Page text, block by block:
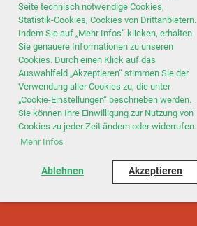
Seite technisch notwendige Cookies,
Statistik-Cookies, Cookies von Drittanbietern.
Indem Sie auf „Mehr Infos“ klicken, erhalten
Sie genauere Informationen zu unseren
Cookies. Durch einen Klick auf das
Auswahlfeld „Akzeptieren“ stimmen Sie der
Verwendung aller Cookies zu, die unter
„Cookie-Einstellungen“ beschrieben werden.
Sie können Ihre Einwilligung zur Nutzung von
Cookies zu jeder Zeit ändern oder widerrufen.
Mehr Infos
Ablehnen Akzeptieren